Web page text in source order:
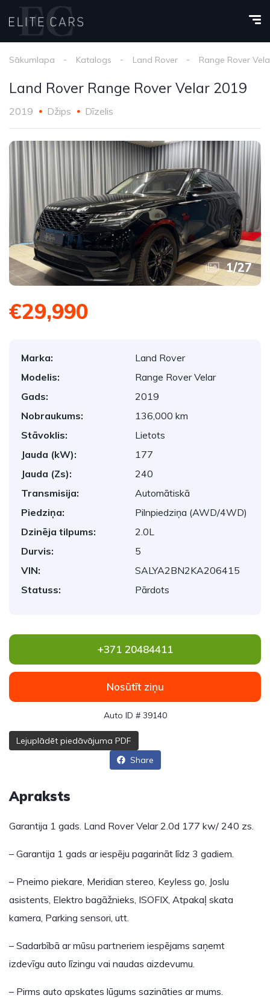
Sākumlapa Katalogs Land Rover Range Rover
Land Rover Range Rover Velar 2019
2019 Džips Dīzelis
1/27
€29,990
Marka:
Land Rover
Modelis:
Range Rover Velar
Gads:
2019
Nobraukums:
136,000 km
Stāvoklis:
Lietots
Jauda (kW):
177
Jauda (Zs):
240
Transmisija:
Automātiskā
Piedziņa:
Pilnpiedziņa (AWD/4WD)
Dzinēja tilpums:
2.0L
Durvis:
5
VIN:
SALYA2BN2KA206415
Statuss:
Pārdots
+371 20484411
Nosūtīt ziņu
Auto ID # 39140
Lejuplādēt piedāvājuma PDF
Share
Apraksts
Garantija 1 gads. Land Rover Velar 2.0d 177 kw/ 240 zs.
– Garantija 1 gads ar iespēju pagarināt līdz 3 gadiem.
– Pneimo piekare, Meridian stereo, Keyless go, Joslu
asistents, Elektro bagāžnieks, ISOFIX, Atpakaļ skata
kamera, Parking sensori, utt.
– Sadarbībā ar mūsu partneriem iespējams saņemt
izdevīgu auto līzingu vai naudas aizdevumu.
– Pirms auto apskates lūgums sazināties ar mums.